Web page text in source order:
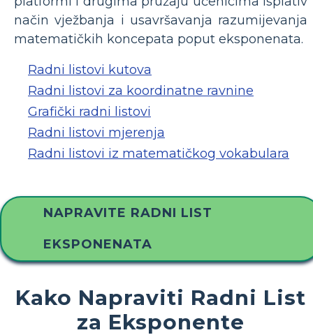
način vježbanja i usavršavanja razumijevanja
matematičkih koncepata poput eksponenata.
Radni listovi kutova
Radni listovi za koordinatne ravnine
Grafički radni listovi
Radni listovi mjerenja
Radni listovi iz matematičkog vokabulara
NAPRAVITE RADNI LIST
EKSPONENATA
Kako Napraviti Radni List
za Eksponente